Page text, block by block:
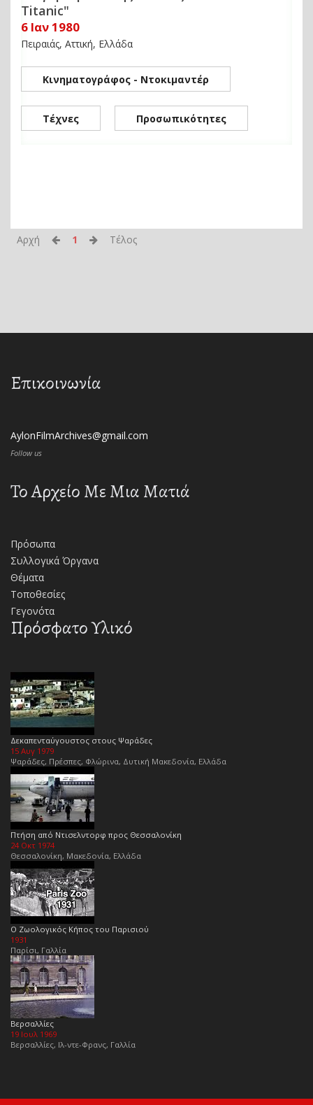
Titanic"
6 Ιαν 1980
Πειραιάς, Αττική, Ελλάδα
Κινηματογράφος - Ντοκιμαντέρ
Τέχνες Προσωπικότητες
Αρχή 1 Τέλος
Επικοινωνία
AylonFilmArchives@gmail.com
Follow us
Το Αρχείο Με Μια Ματιά
Πρόσωπα
Συλλογικά Όργανα
Θέματα
Τοποθεσίες
Γεγονότα
Πρόσφατο Υλικό
Δεκαπενταύγουστος στους Ψαράδες
15 Αυγ 1979
Ψαράδες, Πρέσπες, Φλώρινα, Δυτική Μακεδονία, Ελλάδα
Πτήση από Ντισελντορφ προς Θεσσαλονίκη
24 Οκτ 1974
Θεσσαλονίκη, Μακεδονία, Ελλάδα
Ο Ζωολογικός Κήπος του Παρισιού
1931
Παρίσι, Γαλλία
Βερσαλλίες
19 Ιουλ 1969
Βερσαλλίες, Ιλ-ντε-Φρανς, Γαλλία